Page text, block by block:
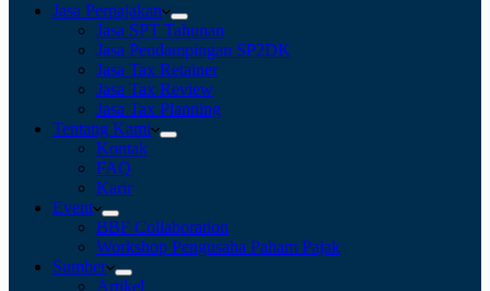
Jasa Perpajakan
Jasa SPT Tahunan
Jasa Pendampingan SP2DK
Jasa Tax Retainer
Jasa Tax Review
Jasa Tax Planning
Tentang Kami
Kontak
FAQ
Karir
Event
BBF Collaboration
Workshop Pengusaha Paham Pajak
Sumber
Artikel